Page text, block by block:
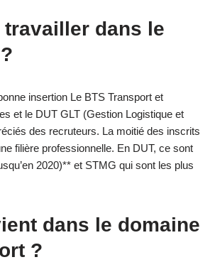
travailler dans le
insertion Le BTS Transport et
et le DUT GLT (Gestion Logistique et
des recruteurs. La moitié des inscrits
filière professionnelle. En DUT, ce sont
2020)** et STMG qui sont les plus
dans le domaine
?